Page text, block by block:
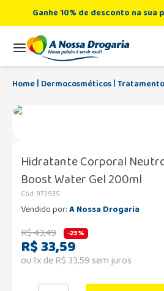
Ganhe 10% de desconto na
Dermocosméticos
Hidratante Corporal
Boost Water Gel 200ml
Cód: 973935
Vendido por:A Nossa Drogaria
R$43,49 -23%
R$33,59
ou1x deR$ 33,59 sem juros